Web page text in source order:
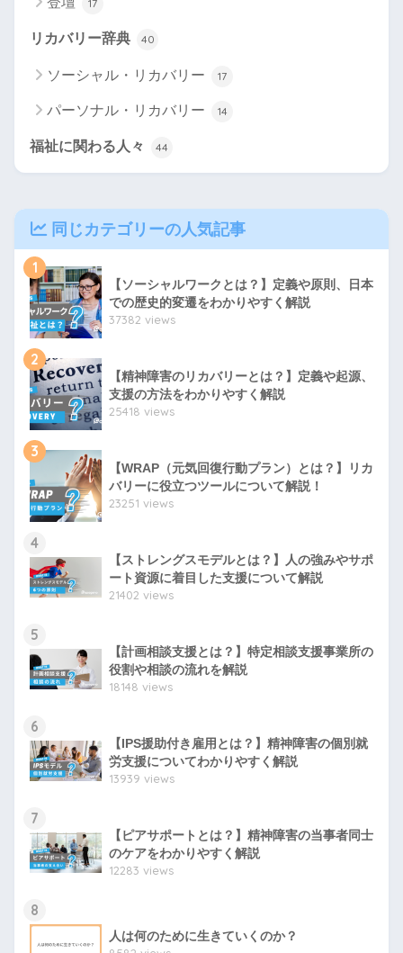
17
リカバリー辞典 40
ソーシャル・リカバリー 17
パーソナル・リカバリー 14
福祉に関わる人々 44
同じカテゴリーの人気記事
1
【ソーシャルワークとは？】定義や原則、日本
での歴史的変遷をわかりやすく解説
37382 views
2
【精神障害のリカバリーとは？】定義や起源、
支援の方法をわかりやすく解説
25418 views
3
【WRAP（元気回復行動プラン）とは？】リカ
バリーに役立つツールについて解説！
23251 views
4
【ストレングスモデルとは？】人の強みやサポ
ート資源に着目した支援について解説
21402 views
5
【計画相談支援とは？】特定相談支援事業所の
役割や相談の流れを解説
18148 views
6
【IPS援助付き雇用とは？】精神障害の個別就
労支援についてわかりやすく解説
13939 views
7
【ピアサポートとは？】精神障害の当事者同士
のケアをわかりやすく解説
12283 views
8
人は何のために生きていくのか？